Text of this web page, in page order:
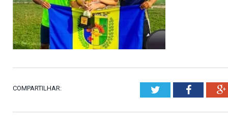
COMPARTILHAR: Twitter